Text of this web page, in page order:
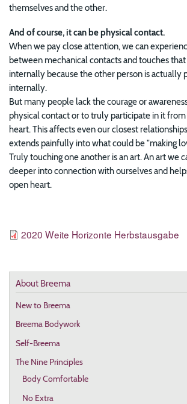
themselves and the other.
And of course, it can be physical contact.
When we pay close attention, we can
between mechanical contacts and touches
internally because the other person is actually
internally.
But many people lack the courage or
physical contact or to truly participate in it
heart. This affects even our closest
extends painfully into what could be "making
Truly touching one another is an art. An art we
deeper into connection with ourselves and
open heart.
Resources
File2020 Weite Horizonte Herbstausgabe
About Breema
New to Breema
Breema Bodywork
Self-Breema
The Nine Principles
Body Comfortable
No Extra